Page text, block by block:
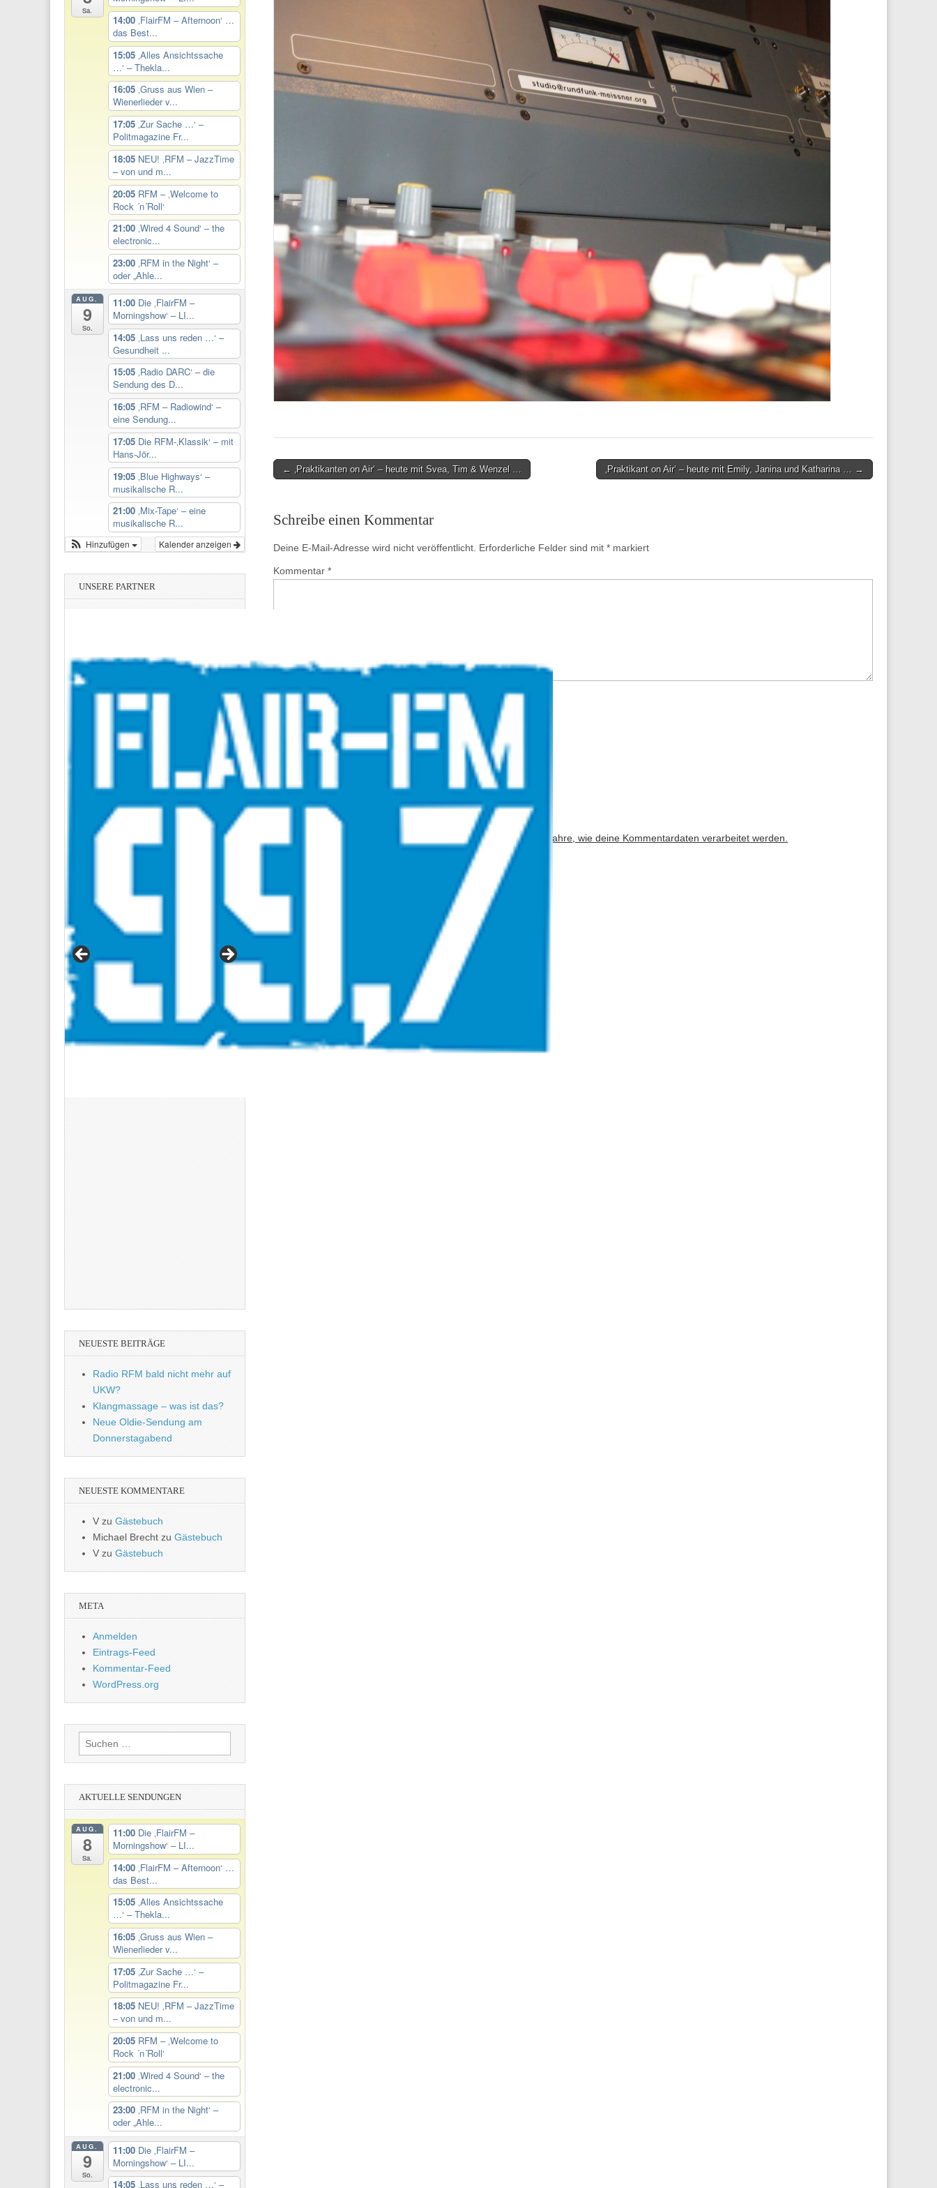
Post← ‚Praktikanten on Air‘ – heute mit Svea, Tim & Wenzel … ‚Praktikant on Air‘ – heute mit Emily, Janina und Katharina … →
Schreibe einen Kommentar
Deine E-Mail-Adresse wird nicht veröffentlicht. Erforderliche Felder sind mit * markiert
Kommentar *
E-Mail-Adresse*
Diese Website verwendet Akismet, um Spam zu reduzieren. Erfahre, wie deine Kommentardaten verarbeitet werden.
Sa.
14:00 ‚FlairFM – Afternoon‘ …
das Best...
15:05 ‚Alles Ansichtssache
…‘ – Thekla...
16:05 ‚Gruss aus Wien –
Wienerlieder v...
17:05 ‚Zur Sache …‘ –
Politmagazine Fr...
18:05 NEU! ‚RFM – JazzTime
– von und m...
20:05 RFM – ‚Welcome to
Rock ´n´Roll‘
21:00 ‚Wired 4 Sound‘ – the
electronic...
23:00 ‚RFM in the Night‘ –
oder „Ahle...
AUG.
9
So.
11:00 Die ‚FlairFM –
Morningshow‘ – LI...
14:05 ‚Lass uns reden …‘ –
Gesundheit ...
15:05 ‚Radio DARC‘ – die
Sendung des D...
16:05 ‚RFM – Radiowind‘ –
eine Sendung...
17:05 Die RFM-‚Klassik‘ – mit
Hans-Jör...
19:05 ‚Blue Highways‘ –
musikalische R...
21:00 ‚Mix-Tape‘ – eine
musikalische R...
Kalender anzeigen
Hinzufügen
UNSERE PARTNER
NEUESTE BEITRÄGE
Radio RFM bald nicht mehr auf
UKW?
Klangmassage – was ist das?
Neue Oldie-Sendung am
Donnerstagabend
NEUESTE KOMMENTARE
V zu Gästebuch
Michael Brecht zu Gästebuch
Vzu Gästebuch
META
Anmelden
Eintrags-Feed
Kommentar-Feed
WordPress.org
Suchen
nach:
AKTUELLE SENDUNGEN
AUG.
8
Sa.
11:00 Die ‚FlairFM –
Morningshow‘ – LI...
14:00 ‚FlairFM – Afternoon‘ …
das Best...
15:05 ‚Alles Ansichtssache
…‘ – Thekla...
16:05 ‚Gruss aus Wien –
Wienerlieder v...
17:05 ‚Zur Sache …‘ –
Politmagazine Fr...
18:05 NEU! ‚RFM – JazzTime
– von und m...
20:05 RFM – ‚Welcome to
Rock ´n´Roll‘
21:00 ‚Wired 4 Sound‘ – the
electronic...
23:00 ‚RFM in the Night‘ –
oder „Ahle...
AUG.
9
So.
11:00 Die ‚FlairFM –
Morningshow‘ – LI...
14:05 ‚Lass uns reden …‘ –